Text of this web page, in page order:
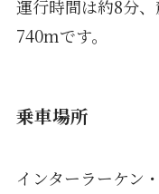
運行時間は約8分
740mです。
乗車場所
インターラーケン